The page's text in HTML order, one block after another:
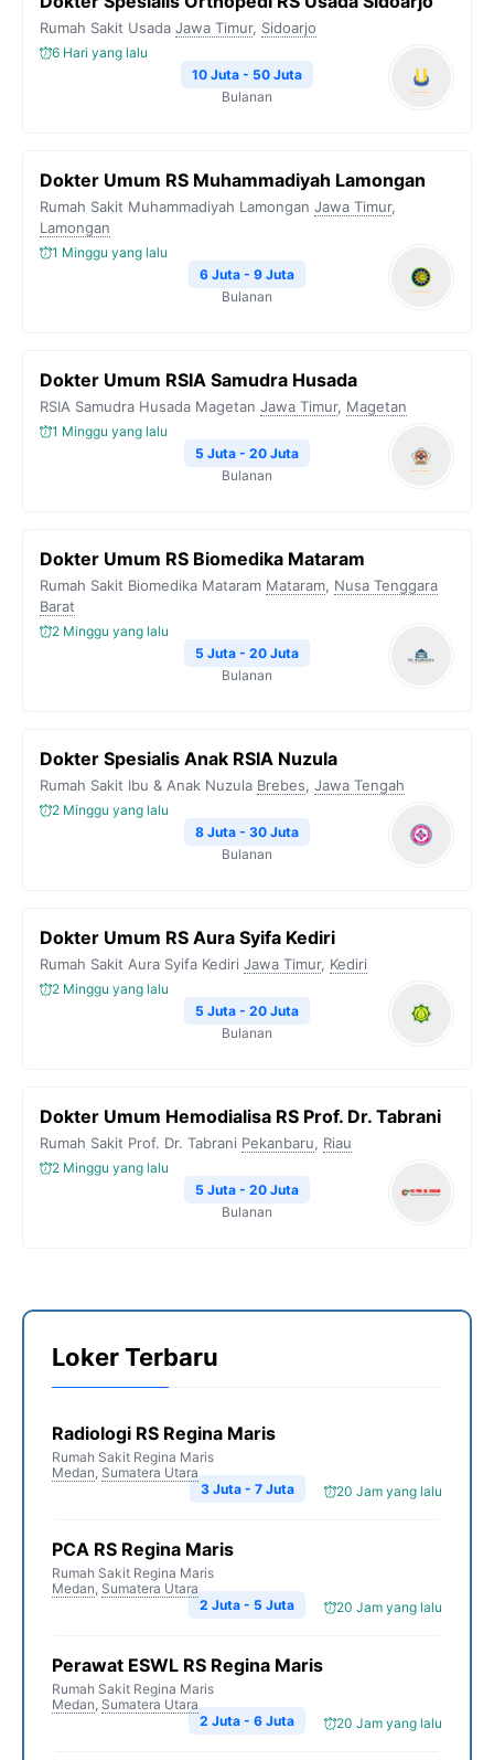
Rumah Sakit Usada Jawa Timur, Sidoarjo
6 Hari yang lalu
10 Juta - 50 Juta
Bulanan
Dokter Umum RS Muhammadiyah Lamongan
Rumah Sakit Muhammadiyah Lamongan Jawa Timur,
Lamongan
1 Minggu yang lalu
6 Juta - 9 Juta
Bulanan
Dokter Umum RSIA Samudra Husada
RSIA Samudra Husada Magetan Jawa Timur, Magetan
1 Minggu yang lalu
5 Juta - 20 Juta
Bulanan
Dokter Umum RS Biomedika Mataram
Rumah Sakit Biomedika Mataram Mataram, Nusa Tenggara
Barat
2 Minggu yang lalu
5 Juta - 20 Juta
Bulanan
Dokter Spesialis Anak RSIA Nuzula
Rumah Sakit Ibu & Anak Nuzula Brebes, Jawa Tengah
2 Minggu yang lalu
8 Juta - 30 Juta
Bulanan
Dokter Umum RS Aura Syifa Kediri
Rumah Sakit Aura Syifa Kediri Jawa Timur, Kediri
2 Minggu yang lalu
5 Juta - 20 Juta
Bulanan
Dokter Umum Hemodialisa RS Prof. Dr. Tabrani
Rumah Sakit Prof. Dr. Tabrani Pekanbaru, Riau
2 Minggu yang lalu
5 Juta - 20 Juta
Bulanan
Loker Terbaru
Radiologi RS Regina Maris
Rumah Sakit Regina Maris
Medan, Sumatera Utara
20 Jam yang lalu
3 Juta - 7 Juta
PCA RS Regina Maris
Rumah Sakit Regina Maris
Medan, Sumatera Utara
20 Jam yang lalu
2 Juta - 5 Juta
Perawat ESWL RS Regina Maris
Rumah Sakit Regina Maris
Medan, Sumatera Utara
20 Jam yang lalu
2 Juta - 6 Juta